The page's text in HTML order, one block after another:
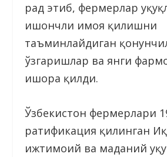
рад этиб, фермерлар
ишончли ҳимоя қилишни
таъминлайдиган
ўзгаришлар ва янги
ишора қилди.
Ўзбекистон фермерлари
ратификация қилинган
ижтимоий ва маданий